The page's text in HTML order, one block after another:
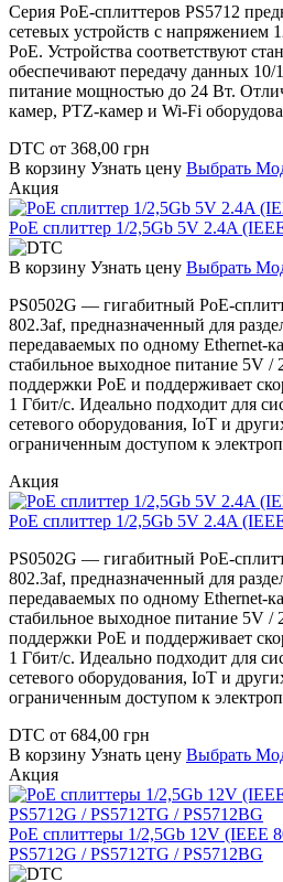
Серия PoE-сплиттеров PS5712
сетевых устройств с
PoE. Устройства соответствуют
обеспечивают передачу данных
питание мощностью до 24 Вт.
камер, PTZ-камер и Wi-Fi
DTC от 368,00 грн
В корзину Узнать цену Выбрать
Акция
PoE сплиттер 1/2,5Gb 5V 2.4A
В корзину Узнать цену Выбрать
PS0502G — гигабитный PoE-
802.3af, предназначенный для
передаваемых по одному Ethernet-
стабильное выходное питание 5V /
поддержки PoE и поддерживает
1 Гбит/с. Идеально подходит для
сетевого оборудования, IoT и
ограниченным доступом к
Акция
PoE сплиттер 1/2,5Gb 5V 2.4A
PS0502G — гигабитный PoE-
802.3af, предназначенный для
передаваемых по одному Ethernet-
стабильное выходное питание 5V /
поддержки PoE и поддерживает
1 Гбит/с. Идеально подходит для
сетевого оборудования, IoT и
ограниченным доступом к
DTC от 684,00 грн
В корзину Узнать цену Выбрать
Акция
PoE сплиттеры 1/2,5Gb 12V (IEEE
PS5712G / PS5712TG / PS5712BG